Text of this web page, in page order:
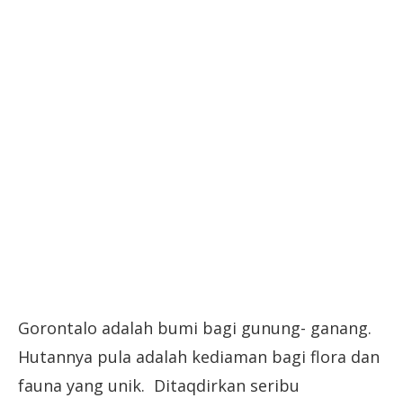
Gorontalo adalah bumi bagi gunung- ganang.
Hutannya pula adalah kediaman bagi flora dan
fauna yang unik. Ditaqdirkan seribu